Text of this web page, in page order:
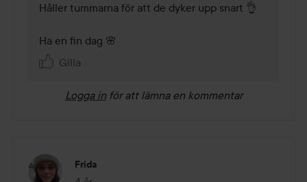
Håller tummarna för att de dyker upp snart 👌
Ha en fin dag 🌸
Gilla
Logga in för att lämna en kommentar
Frida